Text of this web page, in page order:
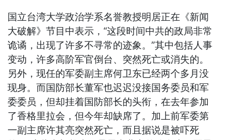
国立台湾大学政治学系名誉教授明居正在《新闻
大破解》节目中表示，“这段时间中共的政局非常
诡谲，出现了许多不寻常的迹象。”其中包括人事
变动，许多高阶军官倒台、突然死亡或消失的。
另外，现任的军委副主席何卫东已经两个多月没
现身。而国防部长董军也迟迟没接国务委员和军
委委员，但却挂着国防部长的头衔，在去年参加
了香格里拉会，但今年却缺席了。加上前军委第
一副主席许其亮突然死亡，而且据说是被吓死